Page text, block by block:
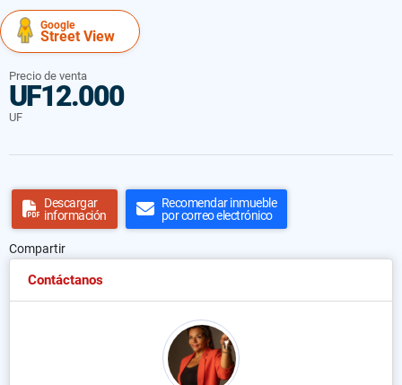
Google
Street View
Precio de venta
UF12.000
UF
Descargar
información
Recomendar inmueble
por correo electrónico
Compartir
Contáctanos